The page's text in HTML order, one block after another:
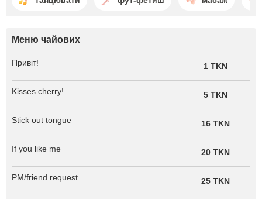
Меню чайових
Привіт! 1 TKN
Kisses cherry! 5 TKN
Stick out tongue 16 TKN
If you like me 20 TKN
PM/friend request 25 TKN